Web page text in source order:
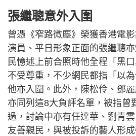
張繼聰意外入圍
曾憑《窄路微塵》榮獲香港電
演員、平日形象正面的張繼聰
民憶述上前合照時他全程「黑
不受尊重，不少網民都指「以
他亦入圍。此外，陳松伶、鄧
亦同列這8大負評名單，被指曾
過，討論中亦有任達華、劉青
友善親民，與被投訴的藝人形成